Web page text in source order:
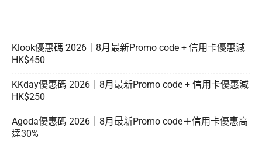
Klook優惠碼 2026｜8月最新Promo code + 信用卡優惠減
HK$450
KKday優惠碼 2026｜8月最新Promo code + 信用卡優惠減
HK$250
Agoda優惠碼 2026｜8月最新Promo code＋信用卡優惠高
達30%